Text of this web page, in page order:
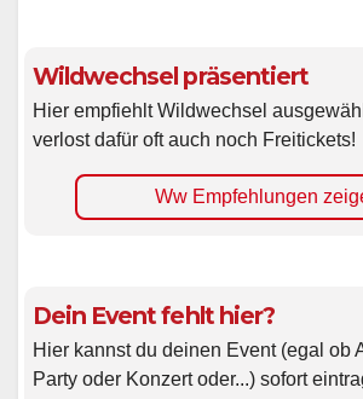
Wildwechsel präsentiert
Hier empfiehlt Wildwechsel
verlost dafür oft auch noch Freitickets!
Ww Empfehlungen
Dein Event fehlt hier?
Hier kannst du deinen Event (egal ob
Party oder Konzert oder...) sofort